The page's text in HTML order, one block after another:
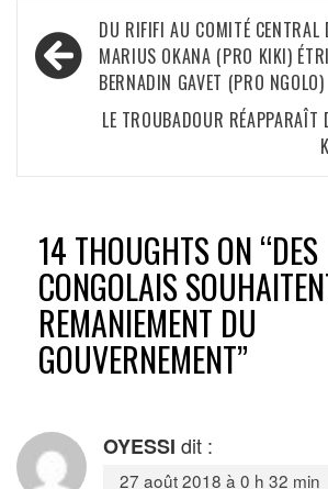
Navigation
de
l’article
DU RIFIFI AU COMITÉ
MARIUS OKANA (PRO KIKI)
BERNADIN GAVET (PRO NGOLO)
LE TROUBADOUR RÉAPPARAÎT
14 THOUGHTS ON “DES
CONGOLAIS
REMANIEMENT DU
GOUVERNEMENT”
OYESSI dit :
27 août 2018 à 0 h 32 min